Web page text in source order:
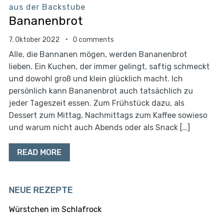
aus der Backstube
Bananenbrot
7. Oktober 2022 0 comments
Alle, die Bannanen mögen, werden Bananenbrot
lieben. Ein Kuchen, der immer gelingt, saftig schmeckt
und dowohl groß und klein glücklich macht. Ich
persönlich kann Bananenbrot auch tatsächlich zu
jeder Tageszeit essen. Zum Frühstück dazu, als
Dessert zum Mittag, Nachmittags zum Kaffee sowieso
und warum nicht auch Abends oder als Snack […]
READ MORE
NEUE REZEPTE
Würstchen im Schlafrock